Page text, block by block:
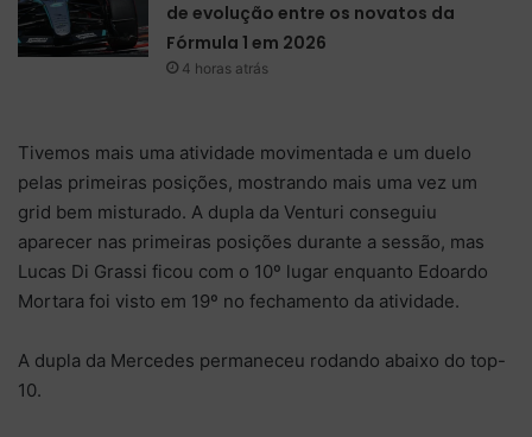
de evolução entre os novatos da
Fórmula 1 em 2026
4 horas atrás
Tivemos mais uma atividade movimentada e um duelo
pelas primeiras posições, mostrando mais uma vez um
grid bem misturado. A dupla da Venturi conseguiu
aparecer nas primeiras posições durante a sessão, mas
Lucas Di Grassi ficou com o 10º lugar enquanto Edoardo
Mortara foi visto em 19º no fechamento da atividade.
A dupla da Mercedes permaneceu rodando abaixo do top-
10.